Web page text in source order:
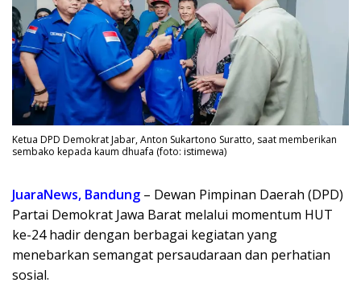
Ketua DPD Demokrat Jabar, Anton Sukartono Suratto, saat memberikan
sembako kepada kaum dhuafa (foto: istimewa)
JuaraNews, Bandung – Dewan Pimpinan Daerah (DPD)
Partai Demokrat Jawa Barat melalui momentum HUT
ke-24 hadir dengan berbagai kegiatan yang
menebarkan semangat persaudaraan dan perhatian
sosial.